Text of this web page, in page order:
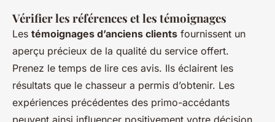
Vérifier les références et les témoignages
Les témoignages d’anciens clients fournissent un
aperçu précieux de la qualité du service offert.
Prenez le temps de lire ces avis. Ils éclairent les
résultats que le chasseur a permis d’obtenir. Les
expériences précédentes des primo-accédants